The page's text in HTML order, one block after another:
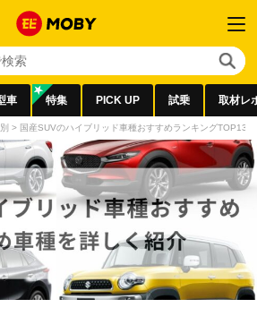
車 特集 PICK UP 試乗 取材レ
> 国産SUVのハイブリッド車種おすすめランキングTOP13